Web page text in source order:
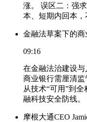
涨。 误区二：强
本、短期内回本，
金融法草案下的商
09:16
在金融法治建设与
商业银行需厘清
从技术“可用”到
融科技安全防线。
摩根大通CEO